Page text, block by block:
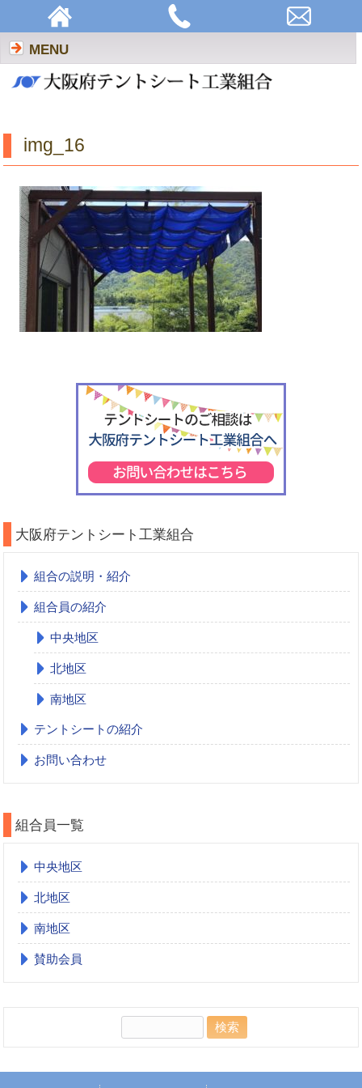
MENU
img_16
大阪府テントシート工業組合
組合の説明・紹介
組合員の紹介
中央地区
北地区
南地区
テントシートの紹介
お問い合わせ
組合員一覧
中央地区
北地区
南地区
賛助会員